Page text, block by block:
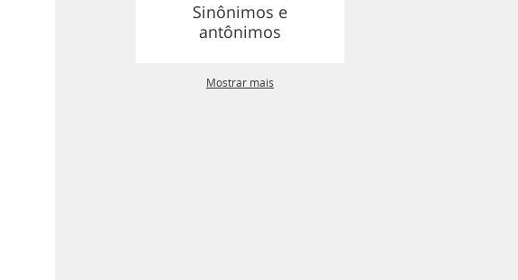
Sinônimos e
antônimos
Mostrar mais